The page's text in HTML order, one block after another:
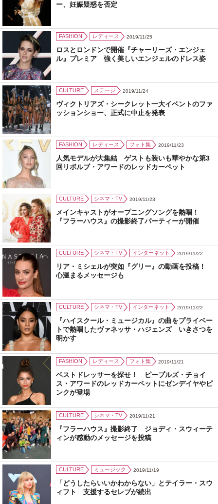
ー、妊娠疑惑を否定
FASHION レディース 2019/11/25
ロスとロンドンで開催『チャーリーズ・エンジェ
ル』プレミア 強く美しいエンジェルのドレス姿
CULTURE ステージ 2019/11/24
ヴィクトリアズ・シークレット一大イベントのファ
ッションショー、正式に中止を発表
FASHION レディース フォト集 2019/11/23
人気モデルが大集結 ゲストも装いも華やかな第3
回リボルブ・アワードのレッドカーペット
CULTURE シネマ・TV 2019/11/23
メインキャストがオープニングソングを熱唱！
『フラーハウス』の撮影終了パーティーが開催
CULTURE シネマ・TV インターネット 2019/11/22
リア・ミシェルが突如『グリー』の動画を投稿！
心温まるメッセージも
CULTURE シネマ・TV インターネット 2019/11/22
『ハイスクール・ミュージカル』の曲をプライベー
トで熱唱したヴァネッサ・ハジェンズ いきさつを
明かす
FASHION レディース フォト集 2019/11/21
ベストドレッサーを探せ！ ピープルズ・チョイ
ス・アワードのレッドカーペットにゼンデイヤやピ
ンクが登場
CULTURE シネマ・TV 2019/11/21
『フラーハウス』撮影終了 ジョディ・スウィーテ
ィンが感動のメッセージを投稿
CULTURE ミュージック 2019/11/19
「どうしたらいいかわからない」とテイラー・スウ
ィフト 支援するセレブが続出